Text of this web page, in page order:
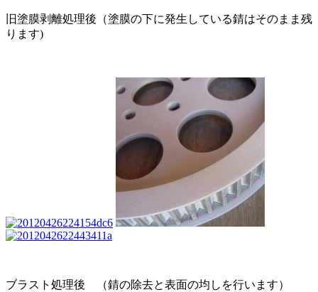
旧塗膜剥離処理後（塗膜の下に発生している錆はそのまま残
ります)
ブラスト処理後 （錆の除去と表面の均しを行います）